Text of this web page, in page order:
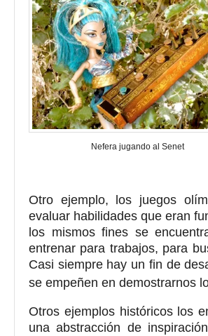
Nefera jugando al Senet
Otro ejemplo, los juegos
evaluar habilidades que eran
los mismos fines se
entrenar para trabajos, para
Casi siempre hay un fin de
se empeñen en demostrarnos
Otros ejemplos históricos los
una abstracción de